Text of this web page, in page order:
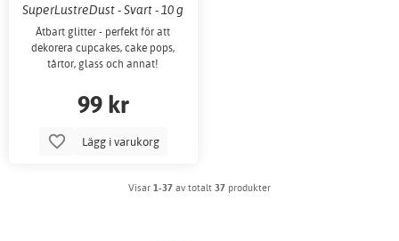
SuperLustreDust - Svart - 10 g
Ätbart glitter - perfekt för att
dekorera cupcakes, cake pops,
tårtor, glass och annat!
99 kr
Lägg i varukorg
Visar 1-37 av totalt 37 produkter